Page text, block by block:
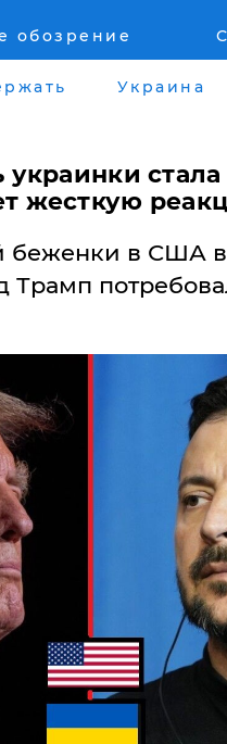
обозрение
Война на Донбассе
"ЛНР"
Оккупация
Новости Крыма
Армия
Украина
украинки
жесткую
беженки в США
Трамп